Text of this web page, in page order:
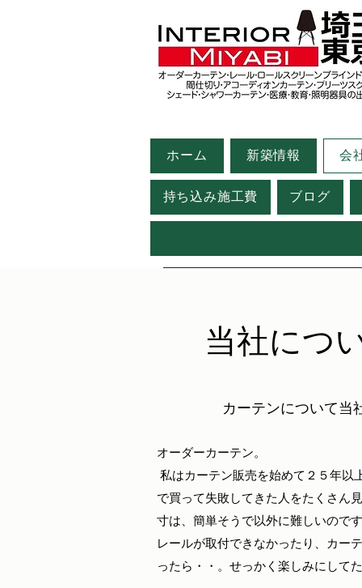
ホーム 新築情報 会
持ち込み施工費 ブログ
当社につ
カーテンについて当
オーダーカーテン。
私はカーテン販売を始めて２５年以
で買って失敗してきた人をたくさん
寸は、簡単そうで以外に難しいので
レールが取付できなかったり、カー
ったら・・。せっかく楽しみにして